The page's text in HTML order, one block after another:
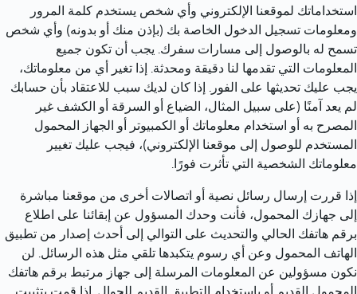
استخداماتك لموقعنا الإلكتروني وأي شخص يستخدم كلمة المرور
ومعلومات تسجيل الدخول الخاصة بك (بإذن منك أو بدونه) وأي شخص
تسمح له بالوصول إلى مسارات سفرك. يجب أن تكون جميع
المعلومات التي تقدمها لنا دقيقة ومحدثة. إذا تغير أي من معلوماتك،
يجب عليك تحديثها على الفور. إذا كان لديك سبب للاعتقاد بأن حسابك
لم يعد آمنًا (على سبيل المثال، الضياع أو السرقة أو الكشف غير
المصرح به أو استخدام معلوماتك أو الكمبيوتر أو الجهاز المحمول
المستخدم للوصول إلى موقعنا الإلكتروني)، فيجب عليك تغيير
معلوماتك الشخصية التي تأثرت فورًا.
إذا قررت إرسال رسائل نصية أو اتصالات أخرى من موقعنا مباشرة
إلى جهازك المحمول، فأنت وحدك المسؤول عن إبقائنا على اطلاع
برقم هاتفك الحالي والتحديث على التوالي إلى أحدث إصدار من تطبيق
الهاتف المحمول وعن أي رسوم يتكبدها تلقي مثل هذه الرسائل. لن
نكون مسؤولين عن المعلومات المرسلة إلى جهاز مرتبط برقم هاتفك
المحمول القديم أو باستخدام التطبيق القديم للجوال. إذا قمت بتثبيت